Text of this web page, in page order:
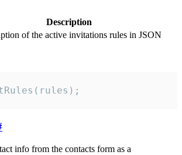
Description
of the active invitations rules in JSON
info from the contacts form as a